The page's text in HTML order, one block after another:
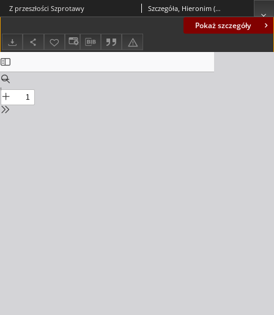
Pokaż szczegóły
Z przeszłości Szprotawy Szczegóła, Hieronim (1931-)